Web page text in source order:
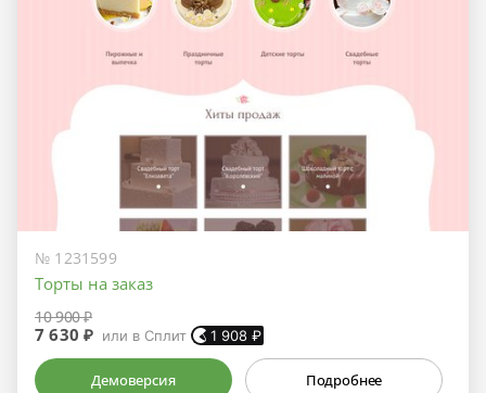
№ 1231599
Торты на заказ
10 900 ₽
7 630 ₽ или в Сплит 1 908 ₽
Демоверсия Подробнее